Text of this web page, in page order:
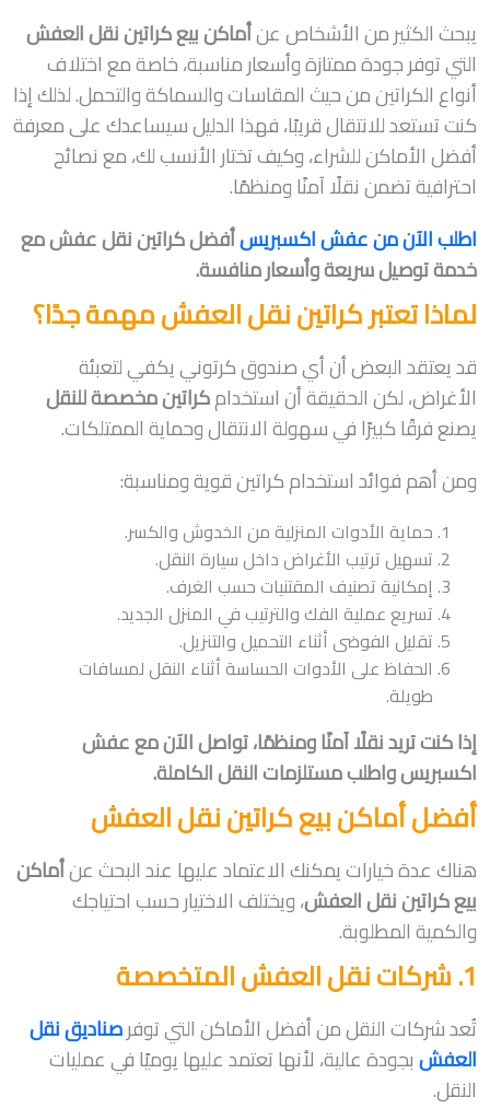
يبحث الكثير من الأشخاص عنأماكن بيع كراتين نقل العفش
التي توفر جودة ممتازة وأسعار مناسبة، خاصة مع اختلاف
أنواع الكراتين من حيث المقاسات والسماكة والتحمل. لذلك إذا
كنت تستعد للانتقال قريبًا، فهذا الدليل سيساعدك على معرفة
أفضل الأماكن للشراء، وكيف تختار الأنسب لك، مع نصائح
احترافية تضمن نقلًا آمنًا ومنظمًا.
اطلب الآن من عفش اكسبريسأفضل كراتين نقل عفش مع
خدمة توصيل سريعة وأسعار منافسة.
لماذا تعتبر كراتين نقل العفش مهمة جدًا؟
قد يعتقد البعض أن أي صندوق كرتوني يكفي لتعبئة
الأغراض، لكن الحقيقة أن استخدامكراتين مخصصة للنقل
يصنع فرقًا كبيرًا في سهولة الانتقال وحماية الممتلكات.
ومن أهم فوائد استخدام كراتين قوية ومناسبة:
حماية الأدوات المنزلية من الخدوش والكسر.
تسهيل ترتيب الأغراض داخل سيارة النقل.
إمكانية تصنيف المقتنيات حسب الغرف.
تسريع عملية الفك والترتيب في المنزل الجديد.
تقليل الفوضى أثناء التحميل والتنزيل.
الحفاظ على الأدوات الحساسة أثناء النقل لمسافات
طويلة.
إذا كنت تريد نقلًا آمنًا ومنظمًا، تواصل الآن مع عفش
اكسبريس واطلب مستلزمات النقل الكاملة.
أفضل أماكن بيع كراتين نقل العفش
هناك عدة خيارات يمكنك الاعتماد عليها عند البحث عنأماكن
بيع كراتين نقل العفش، ويختلف الاختيار حسب احتياجك
والكمية المطلوبة.
1. شركات نقل العفش المتخصصة
تُعد شركات النقل من أفضل الأماكن التي توفرصناديق نقل
العفشبجودة عالية، لأنها تعتمد عليها يوميًا في عمليات
النقل.